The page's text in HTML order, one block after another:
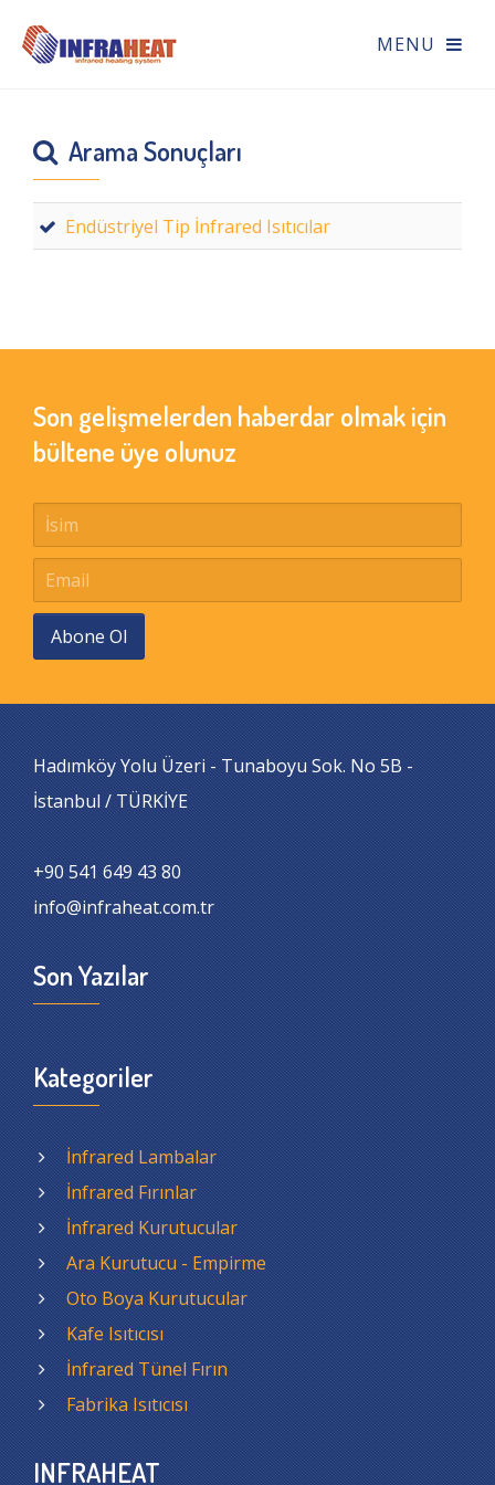
Arama Sonuçları
Endüstriyel Tip İnfrared Isıtıcılar
Son gelişmelerden haberdar olmak için
bültene üye olunuz
Abone Ol
Hadımköy Yolu Üzeri - Tunaboyu Sok. No 5B -
İstanbul / TÜRKİYE
+90 541 649 43 80
info@infraheat.com.tr
Son Yazılar
Kategoriler
İnfrared Lambalar
İnfrared Fırınlar
İnfrared Kurutucular
Ara Kurutucu - Empirme
Oto Boya Kurutucular
Kafe Isıtıcısı
İnfrared Tünel Fırın
Fabrika Isıtıcısı
INFRAHEAT